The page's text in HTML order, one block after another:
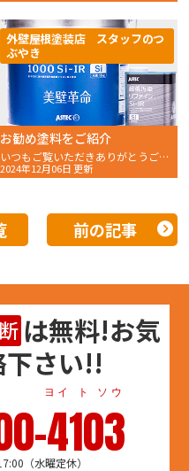
お勧め塗料をご紹介
いつもご覧いただきありがとうございます。 おかちゃんペ
2024年12月06日 更新
外壁屋根塗装店 スタッフのつ
ぶやき
前の記事
は無料!お気
下さい!!
4103
イ ト ソウ
（水曜定休）